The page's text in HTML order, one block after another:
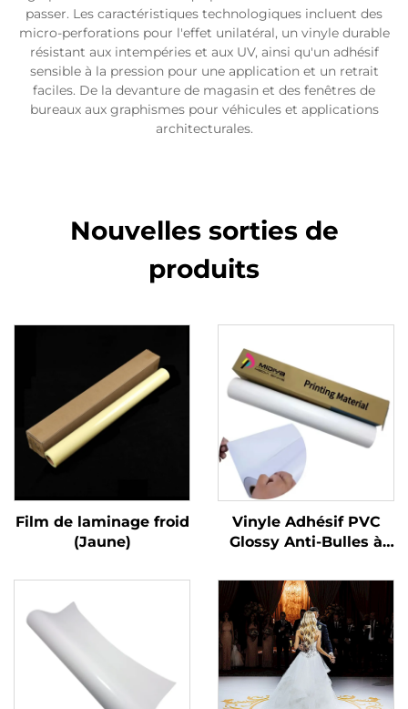
passer. Les caractéristiques technologiques incluent des
micro-perforations pour l'effet unilatéral, un vinyle durable
résistant aux intempéries et aux UV, ainsi qu'un adhésif
sensible à la pression pour une application et un retrait
faciles. De la devanture de magasin et des fenêtres de
bureaux aux graphismes pour véhicules et applications
architecturales.
Nouvelles sorties de
produits
Film de laminage froid
(Jaune)
Vinyle Adhésif PVC
Glossy Anti-Bulles à
Décalques de Moto,
Voiture ou Quad